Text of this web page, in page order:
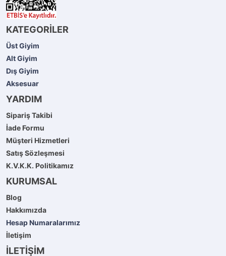
KATEGORİLER
Üst Giyim
Alt Giyim
Dış Giyim
Aksesuar
YARDIM
Sipariş Takibi
İade Formu
Müşteri Hizmetleri
Satış Sözleşmesi
K.V.K.K. Politikamız
KURUMSAL
Blog
Hakkımızda
Hesap Numaralarımız
İletişim
İLETİŞİM